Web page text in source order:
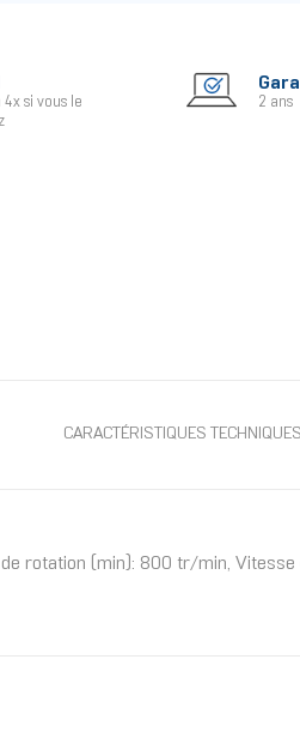
4x si vous le
2 ans
CARACTÉRISTIQUES TECHNIQUES
rotation (min): 800 tr/min,